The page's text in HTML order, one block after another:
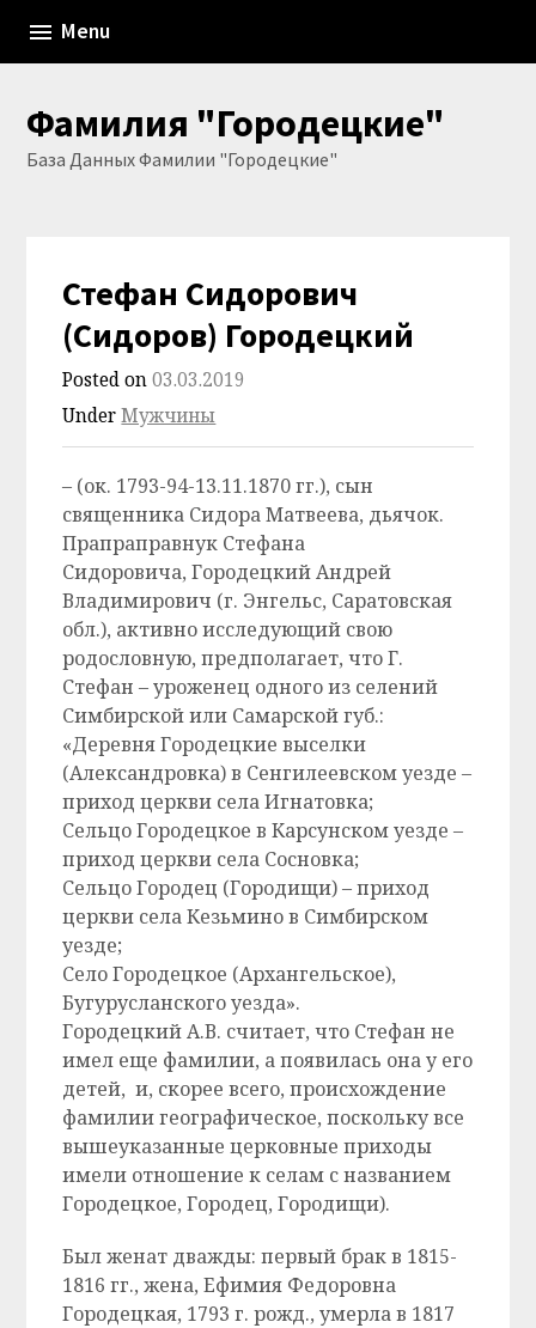
content
Menu
Фамилия "Городецкие"
База Данных Фамилии "Городецкие"
Стефан Сидорович
(Сидоров) Городецкий
Posted on03.03.2019
UnderМужчины
– (ок. 1793-94-13.11.1870 гг.), сын
священника Сидора Матвеева, дьячок.
Прапраправнук Стефана
Сидоровича, Городецкий Андрей
Владимирович (г. Энгельс, Саратовская
обл.), активно исследующий свою
родословную, предполагает, что Г.
Стефан – уроженец одного из селений
Симбирской или Самарской губ.:
«Деревня Городецкие выселки
(Александровка) в Сенгилеевском уезде –
приход церкви села Игнатовка;
Cельцо Городецкое в Карсунском уезде –
приход церкви села Сосновка;
Cельцо Городец (Городищи) – приход
церкви села Кезьмино в Симбирском
уезде;
Село Городецкое (Архангельское),
Бугурусланского уезда».
Городецкий А.В. считает, что Стефан не
имел еще фамилии, а появилась она у его
детей, и, скорее всего, происхождение
фамилии географическое, поскольку все
вышеуказанные церковные приходы
имели отношение к селам с названием
Городецкое, Городец, Городищи).
Был женат дважды: первый брак в 1815-
1816 гг., жена, Ефимия Федоровна
Городецкая, 1793 г. рожд., умерла в 1817